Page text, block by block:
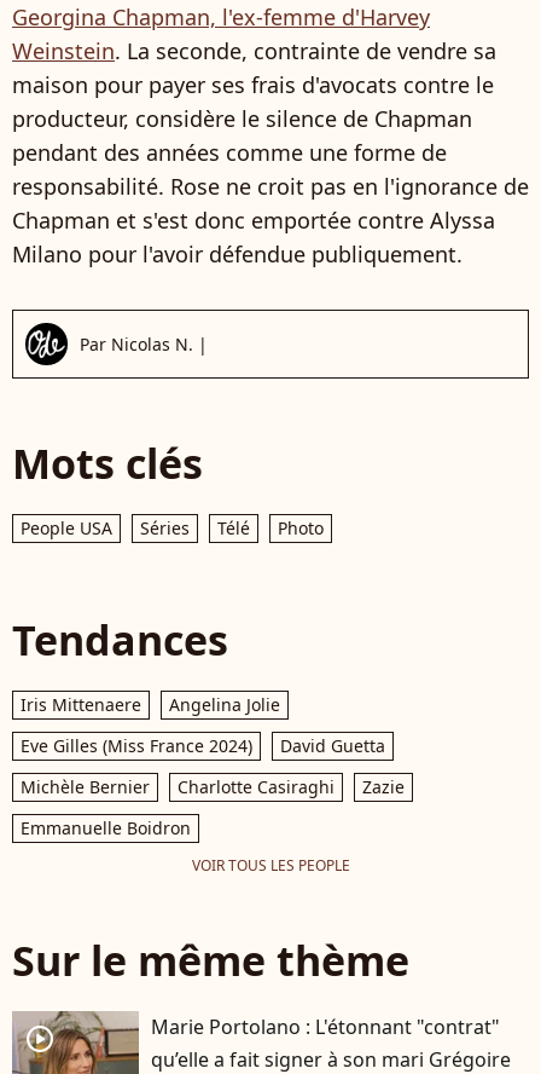
Georgina Chapman, l'ex-femme d'Harvey
Weinstein. La seconde, contrainte de vendre sa
maison pour payer ses frais d'avocats contre le
producteur, considère le silence de Chapman
pendant des années comme une forme de
responsabilité. Rose ne croit pas en l'ignorance de
Chapman et s'est donc emportée contre Alyssa
Milano pour l'avoir défendue publiquement.
Par Nicolas N. |
Mots clés
People USA Séries Télé Photo
Tendances
Iris Mittenaere
Angelina Jolie
Eve Gilles (Miss France 2024)
David Guetta
Michèle Bernier
Charlotte Casiraghi
Zazie
Emmanuelle Boidron
VOIR TOUS LES PEOPLE
Sur le même thème
player2
Marie Portolano : L'étonnant "contrat"
qu’elle a fait signer à son mari Grégoire